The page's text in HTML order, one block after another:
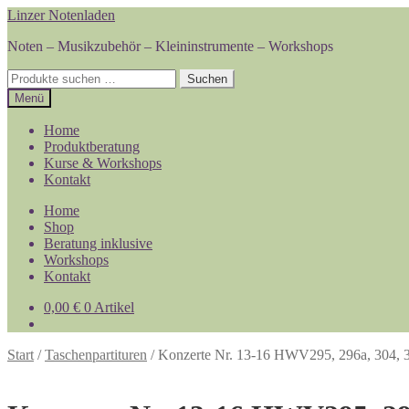
Zur
springen
Zum
springen
Linzer Notenladen
Noten – Musikzubehör – Kleininstrumente – Workshops
Suchen
nach:
Suchen
Menü
Home
Produktberatung
Kurse & Workshops
Kontakt
Home
Shop
Beratung inklusive
Workshops
Kontakt
0,00 € 0 Artikel
Start /Taschenpartituren /Konzerte Nr. 13-16 HWV295, 296a, 304,